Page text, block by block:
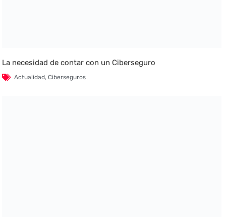
La necesidad de contar con un Ciberseguro
Actualidad,Ciberseguros